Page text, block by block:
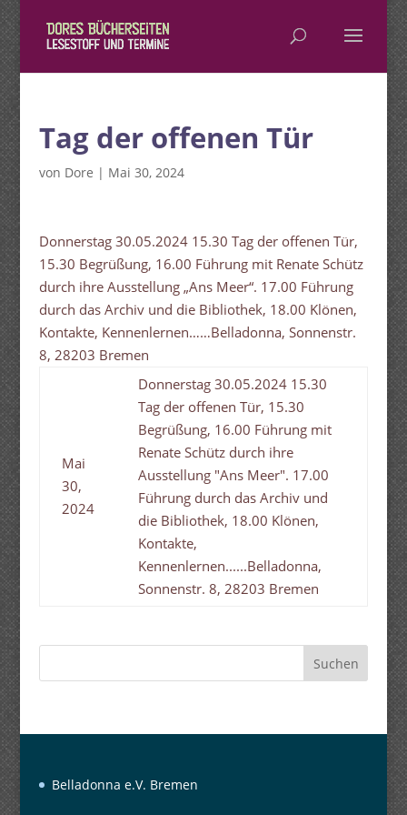
Tag der offenen Tür
von Dore | Mai 30, 2024
Donnerstag 30.05.2024 15.30 Tag der offenen Tür,
15.30 Begrüßung, 16.00 Führung mit Renate Schütz
durch ihre Ausstellung „Ans Meer“. 17.00 Führung
durch das Archiv und die Bibliothek, 18.00 Klönen,
Kontakte, Kennenlernen……Belladonna, Sonnenstr.
8, 28203 Bremen
Mai
30,
2024
Donnerstag 30.05.2024 15.30
Tag der offenen Tür, 15.30
Begrüßung, 16.00 Führung mit
Renate Schütz durch ihre
Ausstellung "Ans Meer". 17.00
Führung durch das Archiv und
die Bibliothek, 18.00 Klönen,
Kontakte,
Kennenlernen......Belladonna,
Sonnenstr. 8, 28203 Bremen
Suchen
Belladonna e.V. Bremen